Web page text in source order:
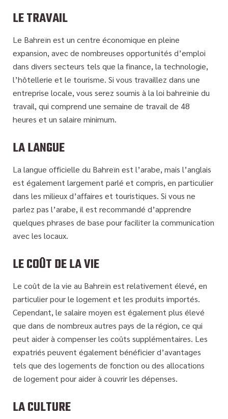
LE TRAVAIL
Le Bahreïn est un centre économique en pleine
expansion, avec de nombreuses opportunités d’emploi
dans divers secteurs tels que la finance, la technologie,
l’hôtellerie et le tourisme. Si vous travaillez dans une
entreprise locale, vous serez soumis à la loi bahreïnie du
travail, qui comprend une semaine de travail de 48
heures et un salaire minimum.
LA LANGUE
La langue officielle du Bahreïn est l’arabe, mais l’anglais
est également largement parlé et compris, en particulier
dans les milieux d’affaires et touristiques. Si vous ne
parlez pas l’arabe, il est recommandé d’apprendre
quelques phrases de base pour faciliter la communication
avec les locaux.
LE COÛT DE LA VIE
Le coût de la vie au Bahreïn est relativement élevé, en
particulier pour le logement et les produits importés.
Cependant, le salaire moyen est également plus élevé
que dans de nombreux autres pays de la région, ce qui
peut aider à compenser les coûts supplémentaires. Les
expatriés peuvent également bénéficier d’avantages
tels que des logements de fonction ou des allocations
de logement pour aider à couvrir les dépenses.
LA CULTURE